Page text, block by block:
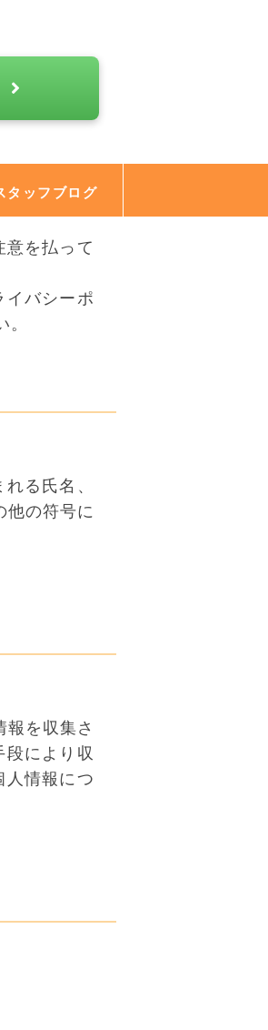
タッフブログ
を払って
バシーポ
る氏名、
他の符号に
を収集さ
により収
情報につ